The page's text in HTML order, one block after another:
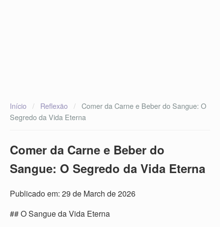
Início / Reflexão / Comer da Carne e Beber do Sangue: O
Segredo da Vida Eterna
Comer da Carne e Beber do
Sangue: O Segredo da Vida Eterna
Publicado em: 29 de March de 2026
## O Sangue da Vida Eterna